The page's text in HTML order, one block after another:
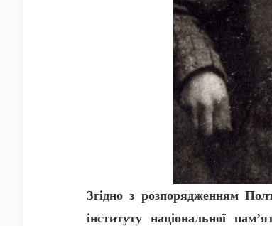
Згідно з розпорядженням
інституту національної